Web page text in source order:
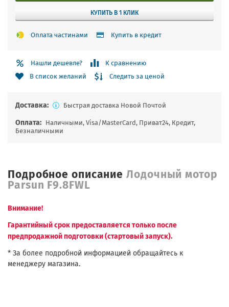
КУПИТЬ В 1 КЛИК
Оплата частинами Купить в кредит
Нашли дешевле?
К сравнению
В список желаний
Следить за ценой
Доставка: Быстрая доставка Новой Почтой
Оплата: Наличными, Visa/MasterCard, Приват24, Кредит,
Безналичными
Подробное описаниеЛодочный мотор
Parsun F9.8FWL
Внимание!
Гарантийный срок предоставляется только после
предпродажной подготовки (стартовый запуск).
* За более подробной информацией обращайтесь к
менеджеру магазина.